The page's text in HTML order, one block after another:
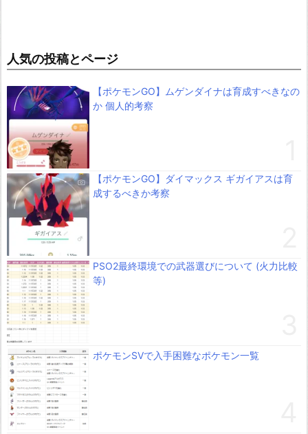
人気の投稿とページ
【ポケモンGO】ムゲンダイナは育成すべきなの
か 個人的考察
【ポケモンGO】ダイマックス ギガイアスは育
成するべきか考察
PSO2最終環境での武器選びについて (火力比較
等)
ポケモンSVで入手困難なポケモン一覧